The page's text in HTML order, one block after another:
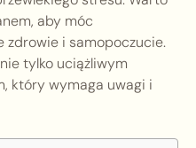
aby móc
zdrowie i samopoczucie.
tylko uciążliwym
który wymaga uwagi i